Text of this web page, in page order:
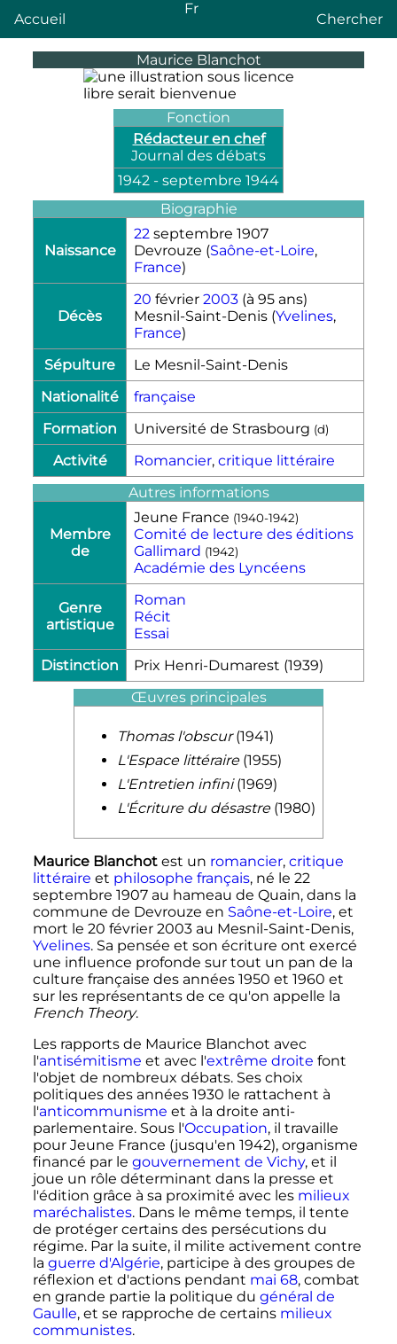
Accueil
Fr
Chercher
Maurice Blanchot
Fonction
Rédacteur en chef
Journal des débats
1942 - septembre 1944
Biographie
Naissance
22 septembre 1907
Devrouze (Saône-et-Loire,
France)
Décès
20 février 2003 (à 95 ans)
Mesnil-Saint-Denis (Yvelines,
France)
Sépulture
Le Mesnil-Saint-Denis
Nationalité
française
Formation
Université de Strasbourg (d)
Activité Romancier, critique littéraire
Autres informations
Membre
de
Jeune France (1940-1942)
Comité de lecture des éditions
Gallimard (1942)
Académie des Lyncéens
Genre
artistique
Roman
Récit
Essai
Distinction
Prix Henri-Dumarest (1939)
Œuvres principales
Thomas l'obscur(1941)
L'Espace littéraire(1955)
L'Entretien infini(1969)
L'Écriture du désastre(1980)
Maurice Blanchotest un romancier, critique
littéraire et philosophe français, né le 22
septembre 1907 au hameau de Quain, dans la
commune de Devrouze en Saône-et-Loire, et
mort le 20 février 2003au Mesnil-Saint-Denis,
Yvelines. Sa pensée et son écriture ont exercé
une influence profonde sur tout un pan de la
culture française des années 1950 et 1960 et
sur les représentants de ce qu'on appelle la
French Theory.
Les rapports de Maurice Blanchot avec
l'antisémitisme et avec l'extrême droite font
l'objet de nombreux débats. Ses choix
politiques des années 1930 le rattachent à
l'anticommunisme et à la droite anti-
parlementaire. Sous l'Occupation, il travaille
pour Jeune France (jusqu'en 1942), organisme
financé par le gouvernement de Vichy, et il
joue un rôle déterminant dans la presse et
l'édition grâce à sa proximité avec les milieux
maréchalistes. Dans le même temps, il tente
de protéger certains des persécutions du
régime. Par la suite, il milite activement contre
la guerre d'Algérie, participe à des groupes de
réflexion et d'actions pendant mai 68, combat
en grande partie la politique du général de
Gaulle, et se rapproche de certains milieux
communistes.